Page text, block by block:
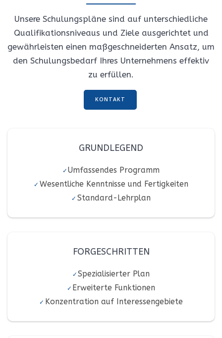
Unsere Schulungspläne sind auf unterschiedliche
Qualifikationsniveaus und Ziele ausgerichtet und
gewährleisten einen maßgeschneiderten Ansatz, um
den Schulungsbedarf Ihres Unternehmens effektiv
zu erfüllen.
KONTAKT
GRUNDLEGEND
Umfassendes Programm
Wesentliche Kenntnisse und Fertigkeiten
Standard-Lehrplan
FORGESCHRITTEN
Spezialisierter Plan
Erweiterte Funktionen
Konzentration auf Interessengebiete